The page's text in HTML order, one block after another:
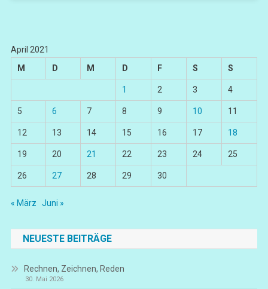
April 2021
M
D M D F S S
1 2 3 4
5 6 7 8 9 10 11
12 13 14 15 16 17 18
19 20 21 22 23 24 25
26 27 28 29 30
« März Juni »
NEUESTE BEITRÄGE
Rechnen, Zeichnen, Reden
30. Mai 2026